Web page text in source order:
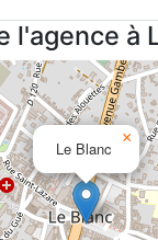
l'agence à
Le Blanc
×